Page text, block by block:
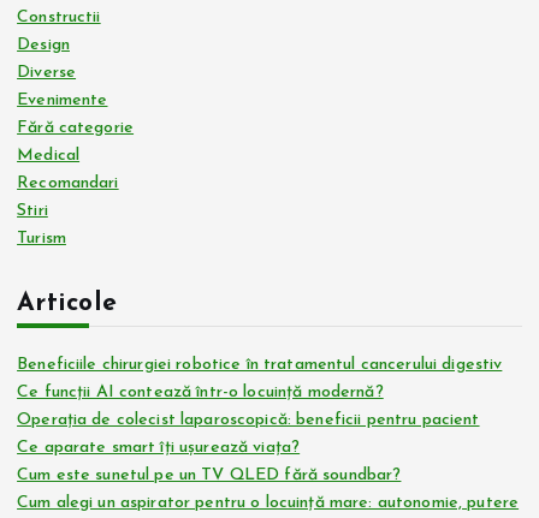
Constructii
Design
Diverse
Evenimente
Fără categorie
Medical
Recomandari
Stiri
Turism
Articole
Beneficiile chirurgiei robotice în tratamentul cancerului digestiv
Ce funcții AI contează într-o locuință modernă?
Operația de colecist laparoscopică: beneficii pentru pacient
Ce aparate smart îți ușurează viața?
Cum este sunetul pe un TV QLED fără soundbar?
Cum alegi un aspirator pentru o locuință mare: autonomie, putere